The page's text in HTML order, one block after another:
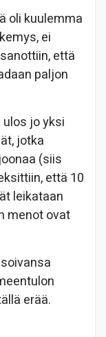
oli kuulemma
ei
että
paljon
jo yksi
jotka
(siis
että 10
leikataan
menot ovat
erää.